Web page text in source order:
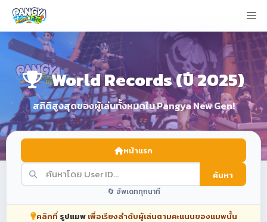
World Records (ปี 2025)
สถิติสูงสุดของผู้เล่นทั้งหมดใน Pangya New Gen!
หน้าแรก
ค้นหา
🔄 อัพเดททุกนาที
คลิกที่ รูปแมพเพื่อเรียงลำดับผู้เล่นตามคะแนนของแมพนั้น